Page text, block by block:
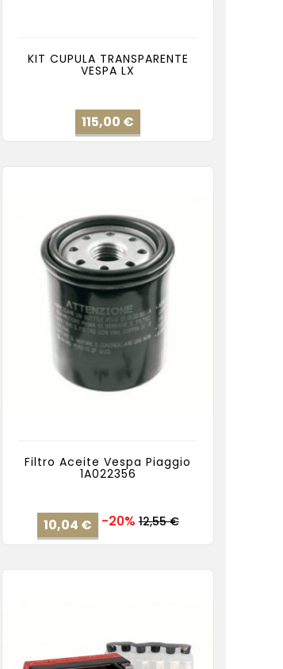
KIT CUPULA TRANSPARENTE
VESPA LX
115,00 €
Filtro Aceite Vespa Piaggio
1A022356
10,04 € Precio
-20% 12,55 €Precio